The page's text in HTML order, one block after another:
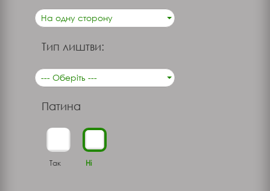
На одну сторону
Тип лиштви:
--- Оберіть ---
Патина
Так Ні